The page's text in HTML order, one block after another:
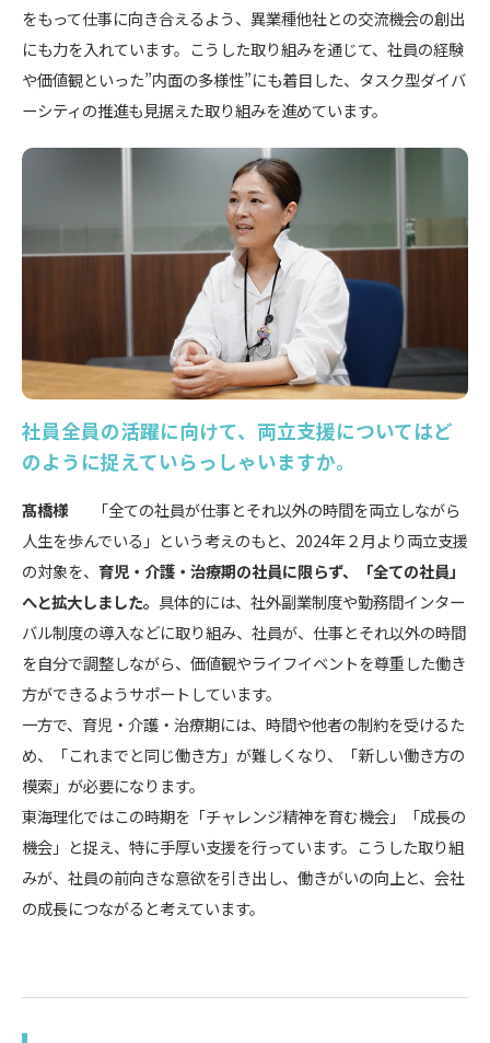
をもって仕事に向き合えるよう、異業種他社との交流機会の創出
にも力を入れています。こうした取り組みを通じて、社員の経験
や価値観といった”内面の多様性”にも着目した、タスク型ダイバ
ーシティの推進も見据えた取り組みを進めています。
社員全員の活躍に向けて、両立支援についてはど
のように捉えていらっしゃいますか。
髙橋様
「全ての社員が仕事とそれ以外の時間を両立しながら
人生を歩んでいる」という考えのもと、2024年２月より両立支援
の対象を、 育児・介護・治療期の社員に限らず、「全ての社員」
へと拡大しました。 具体的には、社外副業制度や勤務間インター
バル制度の導入などに取り組み、社員が、仕事とそれ以外の時間
を自分で調整しながら、価値観やライフイベントを尊重した働き
方ができるようサポートしています。
一方で、育児・介護・治療期には、時間や他者の制約を受けるた
め、「これまでと同じ働き方」が難しくなり、「新しい働き方の
模索」が必要になります。
東海理化ではこの時期を「チャレンジ精神を育む機会」「成長の
機会」と捉え、特に手厚い支援を行っています。こうした取り組
みが、社員の前向きな意欲を引き出し、働きがいの向上と、会社
の成長につながると考えています。